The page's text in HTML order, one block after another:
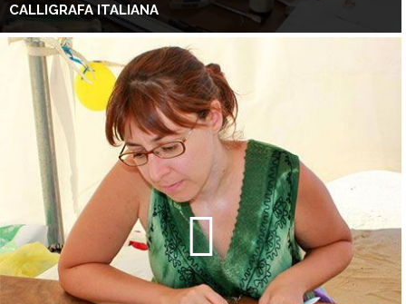
CALLIGRAFA ITALIANA